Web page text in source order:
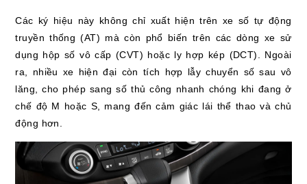
Các ký hiệu này không chỉ xuất hiện trên xe số tự động
truyền thống (AT) mà còn phổ biến trên các dòng xe sử
dụng hộp số vô cấp (CVT) hoặc ly hợp kép (DCT). Ngoài
ra, nhiều xe hiện đại còn tích hợp lẫy chuyển số sau vô
lăng, cho phép sang số thủ công nhanh chóng khi đang ở
chế độ M hoặc S, mang đến cảm giác lái thể thao và chủ
động hơn.